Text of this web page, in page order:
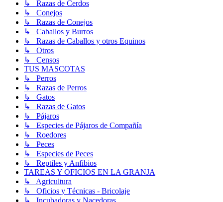
↳ Razas de Cerdos
↳ Conejos
↳ Razas de Conejos
↳ Caballos y Burros
↳ Razas de Caballos y otros Equinos
↳ Otros
↳ Censos
TUS MASCOTAS
↳ Perros
↳ Razas de Perros
↳ Gatos
↳ Razas de Gatos
↳ Pájaros
↳ Especies de Pájaros de Compañía
↳ Roedores
↳ Peces
↳ Especies de Peces
↳ Reptiles y Anfibios
TAREAS Y OFICIOS EN LA GRANJA
↳ Agricultura
↳ Oficios y Técnicas - Bricolaje
↳ Incubadoras y Nacedoras